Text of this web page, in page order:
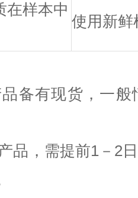
在样本中
使用新鲜
备有现货，一
品，需提前1－2